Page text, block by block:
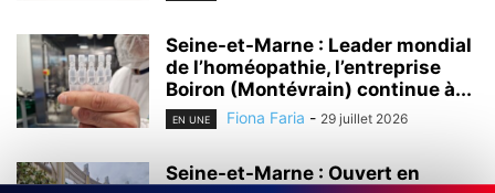
Seine-et-Marne : Leader mondial
de l’homéopathie, l’entreprise
Boiron (Montévrain) continue à...
EN UNE Fiona Faria - 29 juillet 2026
Seine-et-Marne : Ouvert en